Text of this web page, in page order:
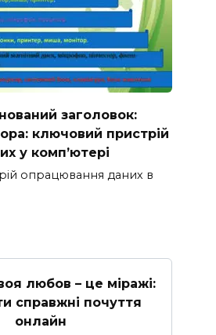
заголовок:
ключовий пристрій
у комп’ютері
опрацювання даних в
любов – це міражі:
справжні почуття
онлайн